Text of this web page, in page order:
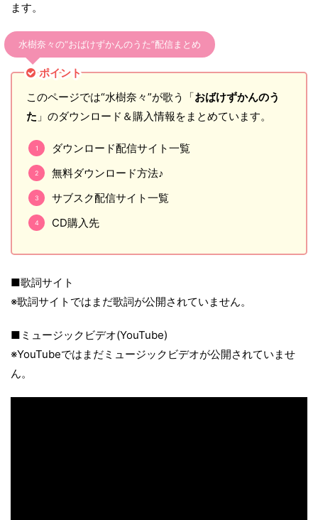
ます。
水樹奈々の“おばけずかんのうた”配信まとめ
ポイント
このページでは“水樹奈々”が歌う「おばけずかんのう
た 」のダウンロード＆購入情報をまとめています。
ダウンロード配信サイト一覧
無料ダウンロード方法♪
サブスク配信サイト一覧
CD購入先
■歌詞サイト
※歌詞サイトではまだ歌詞が公開されていません。
■ミュージックビデオ(YouTube)
※YouTubeではまだミュージックビデオが公開されていませ
ん。